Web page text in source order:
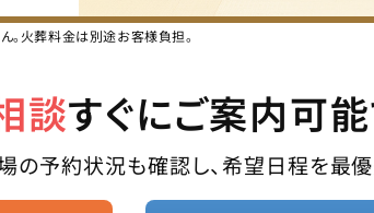
火葬料金は別途お客様負担。
談すぐにご案内可
の予約状況も確認し、希望日程を最